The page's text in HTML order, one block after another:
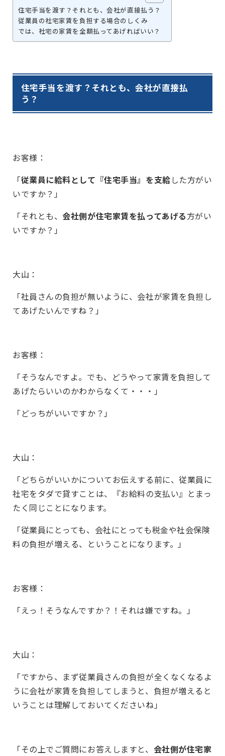
住宅手当を渡す？それとも、会社が直接払う？
従業員の社宅家賃を負担する場合のしくみ
では、社宅の家賃を全額払ってあげればいい？
住宅手当を渡す？それとも、会社が直接払
う？
お客様：
「従業員に給料として『住宅手当』を支給した方がい
いですか？」
「それとも、 会社側が住宅家賃を払ってあげる方がい
いですか？」
大山：
「社員さんの負担が無いように、会社が家賃を負担し
てあげたいんですね？」
お客様：
「そうなんですよ。でも、どうやって家賃を負担して
あげたらいいのかわからなくて・・・」
「どっちがいいですか？」
大山：
「どちらがいいかについてお伝えする前に、従業員に
社宅をタダで貸すことは、『お給料の支払い』とまっ
たく同じことになります。
「従業員にとっても、会社にとっても税金や社会保険
料の負担が増える、ということになります。」
お客様：
「えっ！そうなんですか？！それは嫌ですね。」
大山：
「ですから、まず従業員さんの負担が全くなくなるよ
うに会社が家賃を負担してしまうと、負担が増えると
いうことは理解しておいてくださいね」
「その上でご質問にお答えしますと、 会社側が住宅家